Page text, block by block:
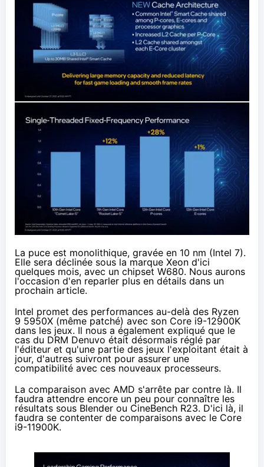
La puce est monolithique, gravée en 10 nm (Intel 7).
Elle sera déclinée sous la marque Xeon d'ici
quelques mois, avec un chipset W680. Nous aurons
l'occasion d'en reparler plus en détails dans un
prochain article.
Intel promet des performances au-delà des Ryzen
9 5950X (même patché) avec son Core i9-12900K
dans les jeux. Il nous a également expliqué que le
cas du DRM Denuvo était désormais réglé par
l'éditeur et qu'une partie des jeux l'exploitant était à
jour, d'autres suivront pour assurer une
compatibilité avec ces nouveaux processeurs.
La comparaison avec AMD s'arrête par contre là. Il
faudra attendre encore un peu pour connaître les
résultats sous Blender ou CineBench R23. D'ici là, il
faudra se contenter de comparaisons avec le Core
i9-11900K.